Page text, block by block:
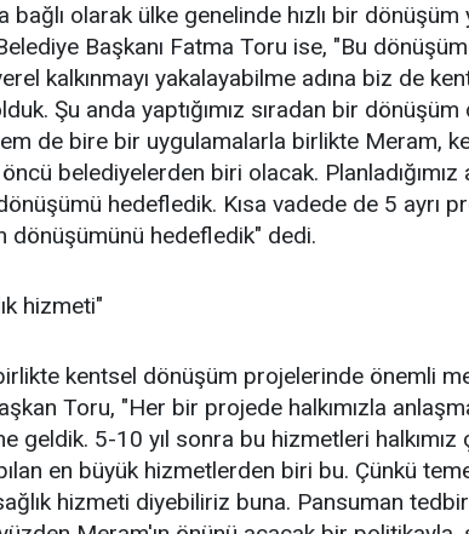
bağlı olarak ülke genelinde hızlı bir dönüşüm
Başkanı Fatma Toru ise, "Bu
kalkınmayı yakalayabilme adına biz de
Şu anda yaptığımız sıradan bir
de bire bir uygulamalarla birlikte Meram,
belediyelerden biri olacak. Planladığımız
hedefledik. Kısa vadede de 5 ayrı
dönüşümünü hedefledik" dedi.
hizmeti"
kentsel dönüşüm projelerinde önemli
Toru, "Her bir projede halkımızla
geldik. 5-10 yıl sonra bu hizmetleri halkımız
en büyük hizmetlerden biri bu. Çünkü
hizmeti diyebiliriz buna. Pansuman